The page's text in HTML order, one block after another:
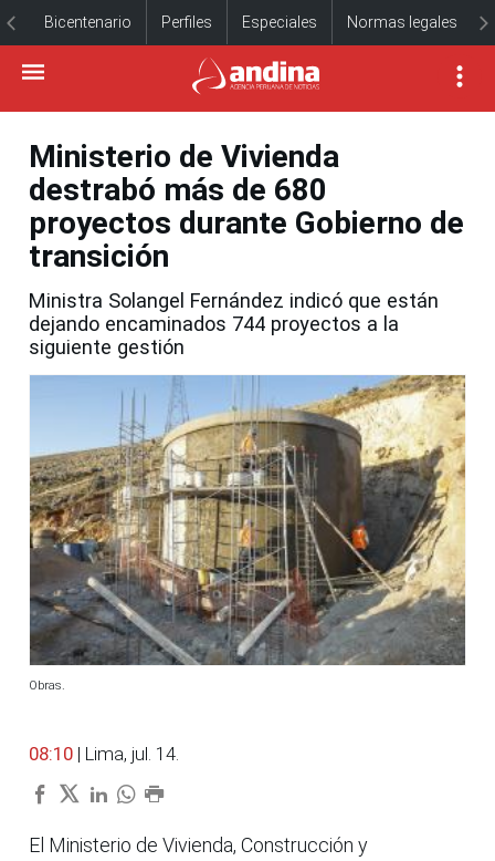
Bicentenario Perfiles Especiales Normas legales
Ministerio de Vivienda
destrabó más de 680
proyectos durante Gobierno de
transición
Ministra Solangel Fernández indicó que están
dejando encaminados 744 proyectos a la
siguiente gestión
Obras.
08:10 | Lima, jul. 14.
El Ministerio de Vivienda, Construcción y